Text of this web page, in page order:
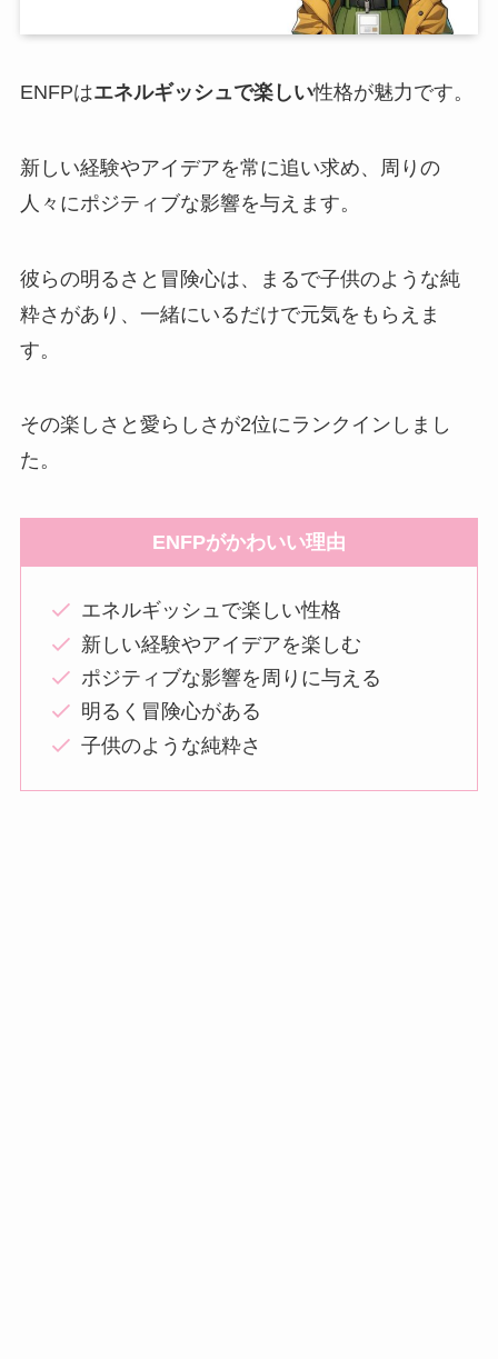
ENFPはエネルギッシュで楽しい性格が魅力です。
新しい経験やアイデアを常に追い求め、周りの
人々にポジティブな影響を与えます。
彼らの明るさと冒険心は、まるで子供のような純
粋さがあり、一緒にいるだけで元気をもらえま
す。
その楽しさと愛らしさが2位にランクインしまし
た。
ENFPがかわいい理由
エネルギッシュで楽しい性格
新しい経験やアイデアを楽しむ
ポジティブな影響を周りに与える
明るく冒険心がある
子供のような純粋さ